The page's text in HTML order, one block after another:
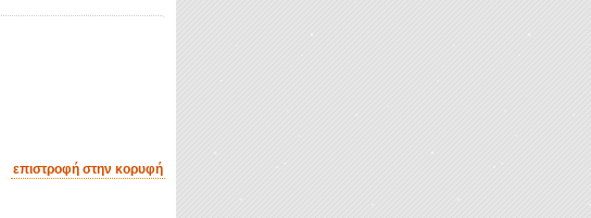
επιστροφή στην κορυφή